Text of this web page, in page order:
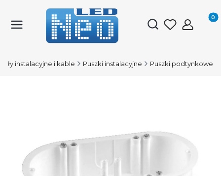
Otwórz
instalacyjne i kable Puszki instalacyjne Puszki podtynkowe